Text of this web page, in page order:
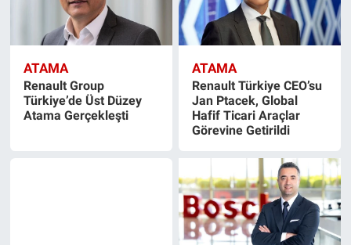
ATAMA
Renault Group
Türkiye’de Üst Düzey
Atama Gerçekleşti
ATAMA
Renault Türkiye CEO’su
Jan Ptacek, Global
Hafif Ticari Araçlar
Görevine Getirildi